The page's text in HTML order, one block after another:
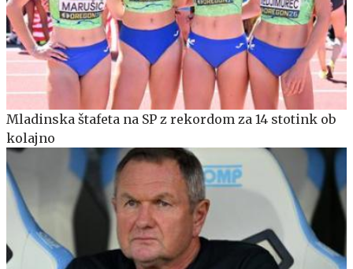
Mladinska štafeta na SP z rekordom za 14 stotink ob
kolajno